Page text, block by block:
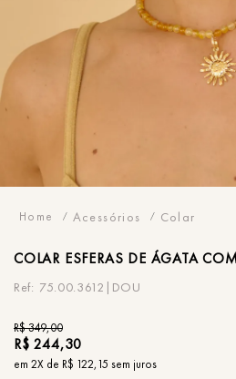
Acessórios Colar
COLAR ESFERAS DE ÁGATA
75.00.3612|DOU
R$349,00
R$ 244,30
em 2X de R$ 122,15 sem juros